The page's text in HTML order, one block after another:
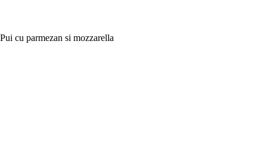
Pui cu parmezan si mozzarella